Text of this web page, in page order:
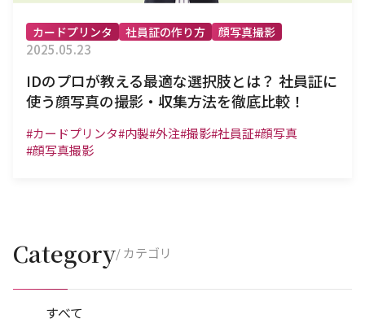
カードプリンタ 社員証の作り方 顔写真撮影
2025.05.23
IDのプロが教える最適な選択肢とは？ 社員証に
使う顔写真の撮影・収集方法を徹底比較！
#カードプリンタ#内製#外注#撮影#社員証#顔写真
#顔写真撮影
Category/ カテゴリ
すべて